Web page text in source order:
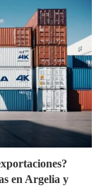
en Argelia y